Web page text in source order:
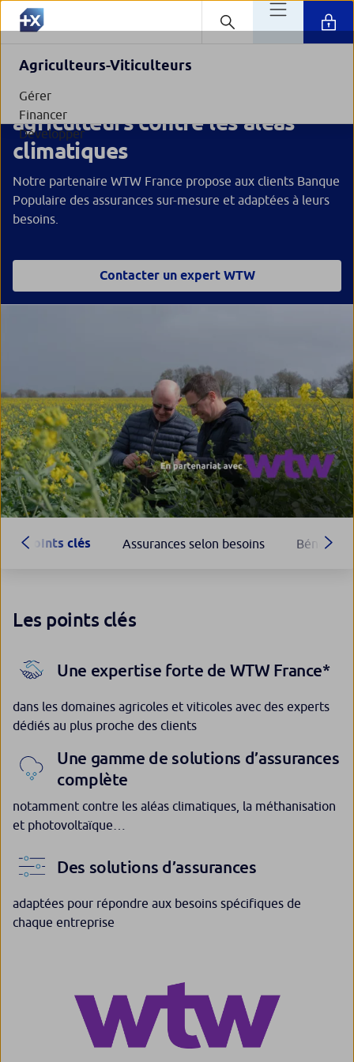
Agriculteurs-Viticulteurs
Gérer
Financer
Développer
Des solutions pour assurer les
agriculteurs contre les aléas
climatiques
Notre partenaire WTW France propose aux clients Banque
Populaire des assurances sur-mesure et adaptées à leurs
besoins.
Contacter un expert WTW
Points clés Assurances selon besoins Bénéfices
Les points clés
Une expertise forte de WTW France*
dans les domaines agricoles et viticoles avec des experts
dédiés au plus proche des clients
Une gamme de solutions d’assurances
complète
notamment contre les aléas climatiques, la méthanisation
et photovoltaïque…
Des solutions d’assurances
adaptées pour répondre aux besoins spécifiques de
chaque entreprise